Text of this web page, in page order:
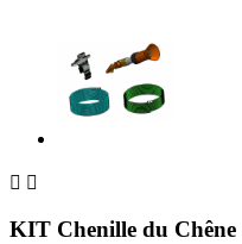
 
KIT Chenille du Chêne